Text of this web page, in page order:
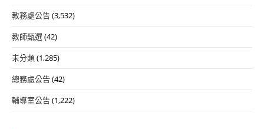
教務處公告(3,532)
教師甄選(42)
未分類(1,285)
總務處公告(42)
輔導室公告(1,222)